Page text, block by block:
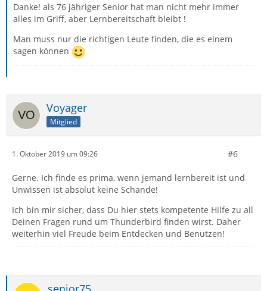
Danke! als 76 jähriger Senior hat man nicht mehr immer
alles im Griff, aber Lernbereitschaft bleibt !
Man muss nur die richtigen Leute finden, die es einem
sagen können
Voyager
Mitglied
1. Oktober 2019 um 09:26 #6
Gerne. Ich finde es prima, wenn jemand lernbereit ist und
Unwissen ist absolut keine Schande!
Ich bin mir sicher, dass Du hier stets kompetente Hilfe zu all
Deinen Fragen rund um Thunderbird finden wirst. Daher
weiterhin viel Freude beim Entdecken und Benutzen!